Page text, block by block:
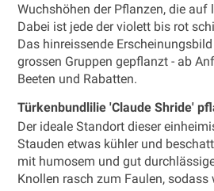
Wuchshöhen der Pflanzen, die
Dabei ist jede der violett bis rot
Das hinreissende
grossen Gruppen gepflanzt - ab
Beeten und Rabatten.
Türkenbundlilie 'Claude Shride'
Der ideale Standort dieser
Stauden etwas kühler und
mit humosem und gut
Knollen rasch zum Faulen,